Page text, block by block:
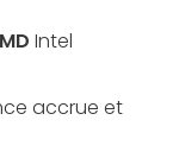
Intel
accrue et